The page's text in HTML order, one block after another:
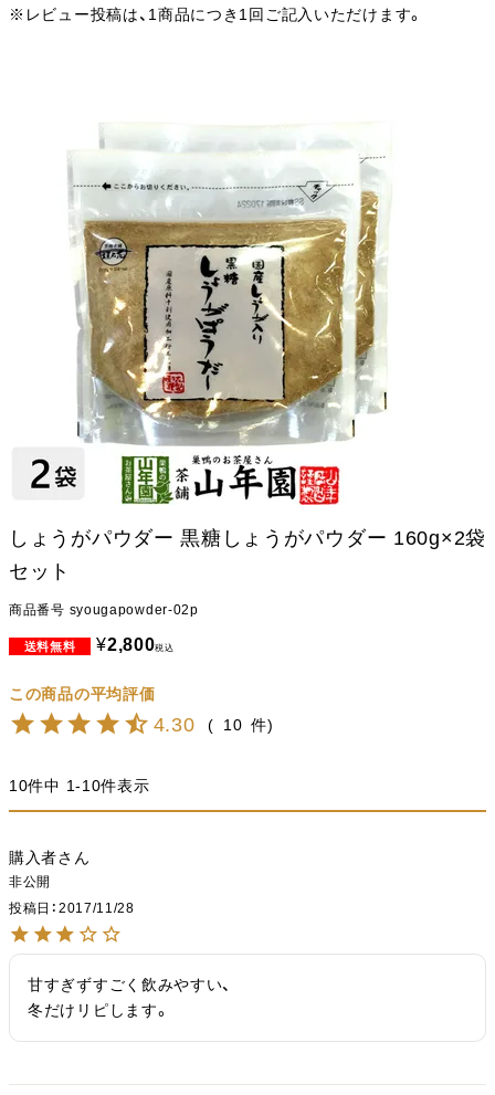
※レビュー投稿は、1商品につき1回ご記入いただけます。
しょうがパウダー 黒糖しょうがパウダー 160g×2袋
セット
商品番号 syougapowder-02p
¥2,800税込
4.30 10
10件中 1-10件表示
購入者
非公開
投稿日
2017/11/28
甘すぎずすごく飲みやすい、
冬だけリピします。